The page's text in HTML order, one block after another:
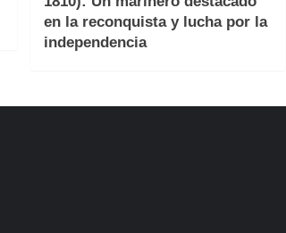
en la reconquista y lucha por la
independencia